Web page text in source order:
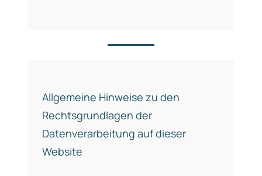
Allgemeine Hinweise zu den
Rechtsgrundlagen der
Datenverarbeitung auf dieser
Website